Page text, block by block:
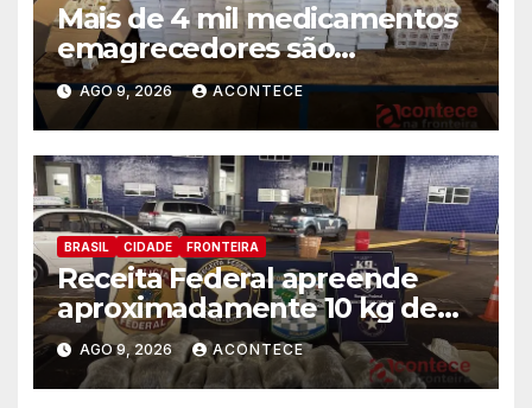
Mais de 4 mil medicamentos
emagrecedores são
apreendidos pela Receita
Federal
AGO 9, 2026 ACONTECE
BRASIL CIDADE FRONTEIRA
Receita Federal apreende
aproximadamente 10 kg de
substância análoga ao
capulho
AGO 9, 2026 ACONTECE